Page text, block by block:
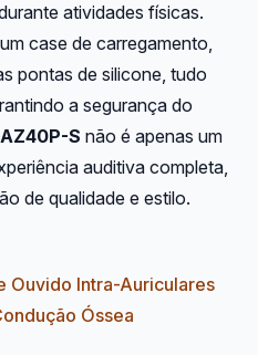
atividades físicas.
case de carregamento,
pontas de silicone, tudo
a segurança do
S não é apenas um
auditiva completa,
de qualidade e estilo.
Ouvido Intra-Auriculares
Óssea